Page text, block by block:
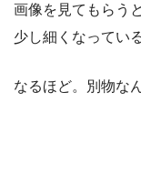
画像を見てもらう
少し細くなってい
なるほど。別物な